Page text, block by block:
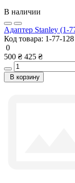
В наличии
Адаптер Stanley (1-
Код товара: 1-77-128
0
500 ₴ 425 ₴
В корзину